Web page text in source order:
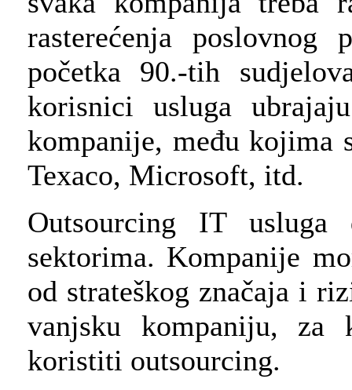
rasterećenja
početka 90.-tih
korisnici usluga
kompanije, među kojima
Texaco, Microsoft, itd.
Outsourcing IT
sektorima. Kompanije
od strateškog značaja i
vanjsku kompaniju,
koristiti outsourcing.